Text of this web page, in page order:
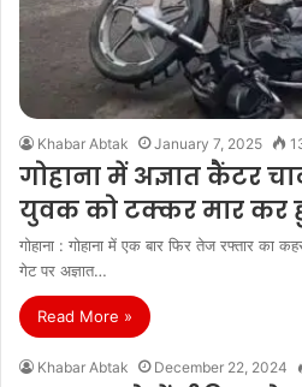
Khabar Abtak January 7, 2025
गोहाना में अज्ञात कैंटर
युवक को टक्कर मार कर
गोहाना : गोहाना में एक बार फिर तेज रफ्तार का
गेट पर अज्ञात…
Read More »
Khabar Abtak December 22, 2024